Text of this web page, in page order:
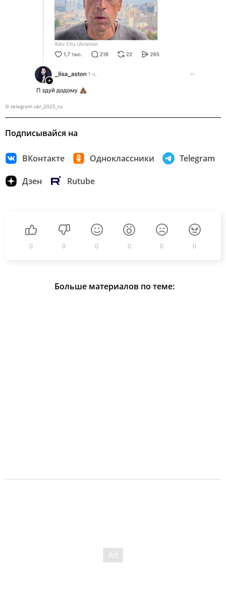
© telegram ukr_2025_ru
Подписывайся на
ВКонтакте Одноклассники Telegram
Дзен Rutube
0 0 0 0 0 0
Больше материалов по теме: